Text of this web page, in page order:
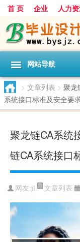
首 页 企业 人力
数据
旅游 项目
网站导航
> 文章列表 > 聚龙
系统接口标准及安全要
聚龙链CA系统
链CA系统接口
网友:jl 文章列表